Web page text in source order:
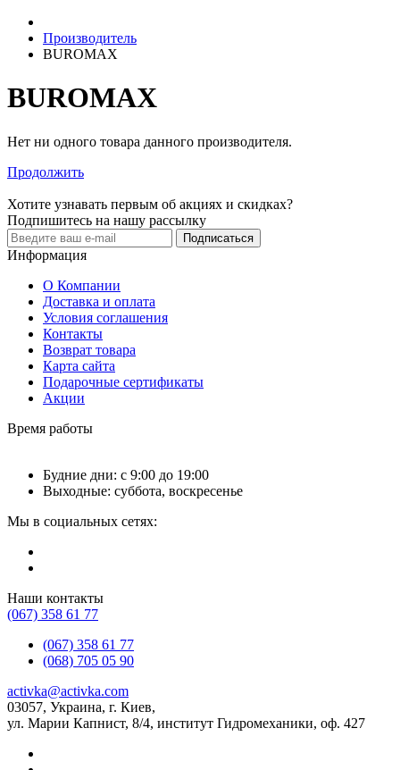
Производитель
BUROMAX
BUROMAX
Нет ни одного товара данного производителя.
Продолжить
Хотите узнавать первым об акциях и скидках?
Подпишитесь на нашу рассылку
Подписаться
Информация
О Компании
Доставка и оплата
Условия соглашения
Контакты
Возврат товара
Карта сайта
Подарочные сертификаты
Акции
Время работы
Будние дни: с 9:00 до 19:00
Выходные: суббота, воскресенье
Мы в социальных сетях:
Наши контакты
(067) 358 61 77
(067) 358 61 77
(068) 705 05 90
activka@activka.com
03057, Украина, г. Киев,
ул. Марии Капнист, 8/4, институт Гидромеханики, оф. 427